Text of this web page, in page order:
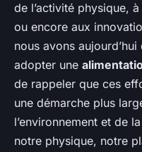
de l’activité physique,
ou encore aux
nous avons
adopter une
de rappeler que ces
une démarche plus
l’environnement et de
notre physique, notre